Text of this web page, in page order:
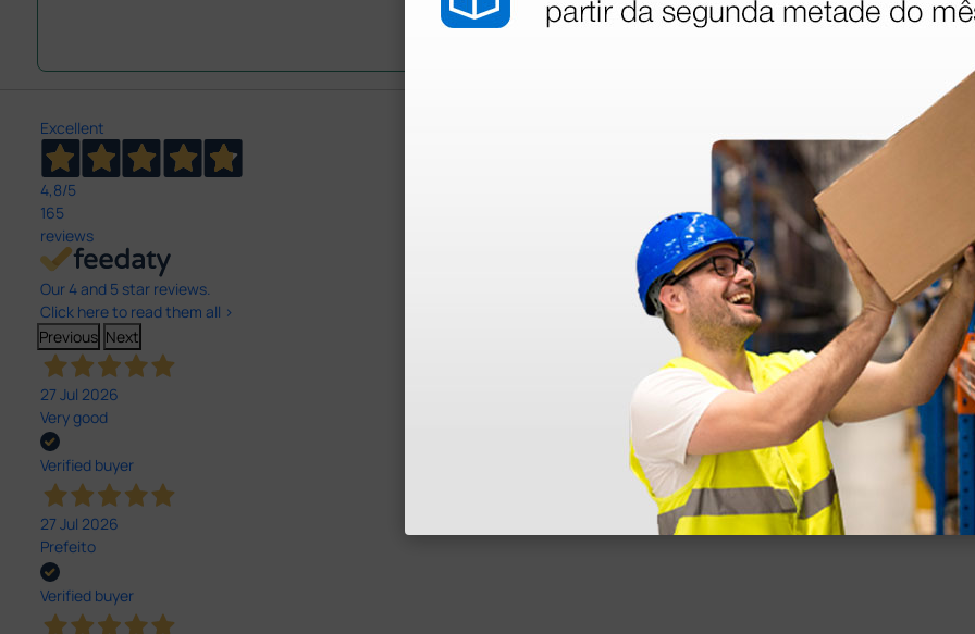
Excellent
4,8/5
165
reviews
Our 4 and 5 star reviews.
Click here to read them all >
Previous Next
27 Jul 2026
Very good
Verified buyer
27 Jul 2026
Prefeito
Verified buyer